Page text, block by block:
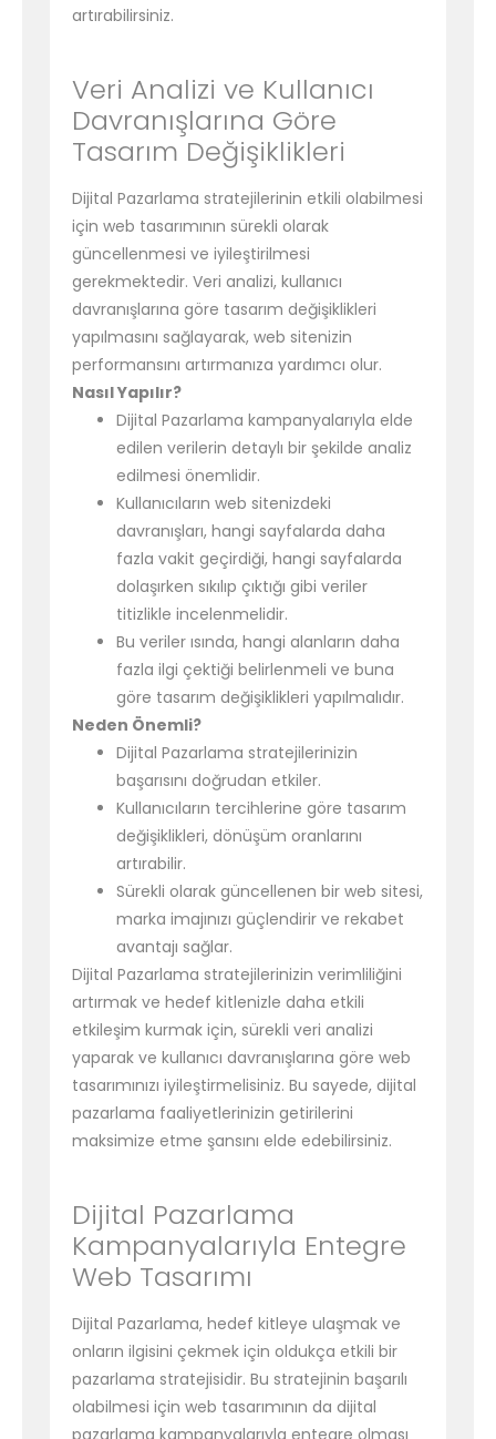
artırabilirsiniz.
Veri Analizi ve Kullanıcı
Davranışlarına Göre
Tasarım Değişiklikleri
Dijital Pazarlama stratejilerinin etkili olabilmesi
için web tasarımının sürekli olarak
güncellenmesi ve iyileştirilmesi
gerekmektedir. Veri analizi, kullanıcı
davranışlarına göre tasarım değişiklikleri
yapılmasını sağlayarak, web sitenizin
performansını artırmanıza yardımcı olur.
Nasıl Yapılır?
Dijital Pazarlama kampanyalarıyla elde
edilen verilerin detaylı bir şekilde analiz
edilmesi önemlidir.
Kullanıcıların web sitenizdeki
davranışları, hangi sayfalarda daha
fazla vakit geçirdiği, hangi sayfalarda
dolaşırken sıkılıp çıktığı gibi veriler
titizlikle incelenmelidir.
Bu veriler ısında, hangi alanların daha
fazla ilgi çektiği belirlenmeli ve buna
göre tasarım değişiklikleri yapılmalıdır.
Neden Önemli?
Dijital Pazarlama stratejilerinizin
başarısını doğrudan etkiler.
Kullanıcıların tercihlerine göre tasarım
değişiklikleri, dönüşüm oranlarını
artırabilir.
Sürekli olarak güncellenen bir web sitesi,
marka imajınızı güçlendirir ve rekabet
avantajı sağlar.
Dijital Pazarlama stratejilerinizin verimliliğini
artırmak ve hedef kitlenizle daha etkili
etkileşim kurmak için, sürekli veri analizi
yaparak ve kullanıcı davranışlarına göre web
tasarımınızı iyileştirmelisiniz. Bu sayede, dijital
pazarlama faaliyetlerinizin getirilerini
maksimize etme şansını elde edebilirsiniz.
Dijital Pazarlama
Kampanyalarıyla Entegre
Web Tasarımı
Dijital Pazarlama, hedef kitleye ulaşmak ve
onların ilgisini çekmek için oldukça etkili bir
pazarlama stratejisidir. Bu stratejinin başarılı
olabilmesi için web tasarımının da dijital
pazarlama kampanyalarıyla entegre olması